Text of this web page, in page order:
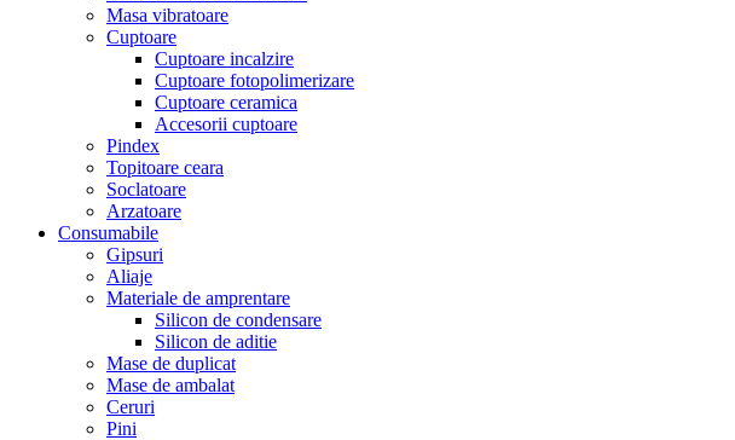
Masa vibratoare
Cuptoare
Cuptoare incalzire
Cuptoare fotopolimerizare
Cuptoare ceramica
Accesorii cuptoare
Pindex
Topitoare ceara
Soclatoare
Arzatoare
Consumabile
Gipsuri
Aliaje
Materiale de amprentare
Silicon de condensare
Silicon de aditie
Mase de duplicat
Mase de ambalat
Ceruri
Pini